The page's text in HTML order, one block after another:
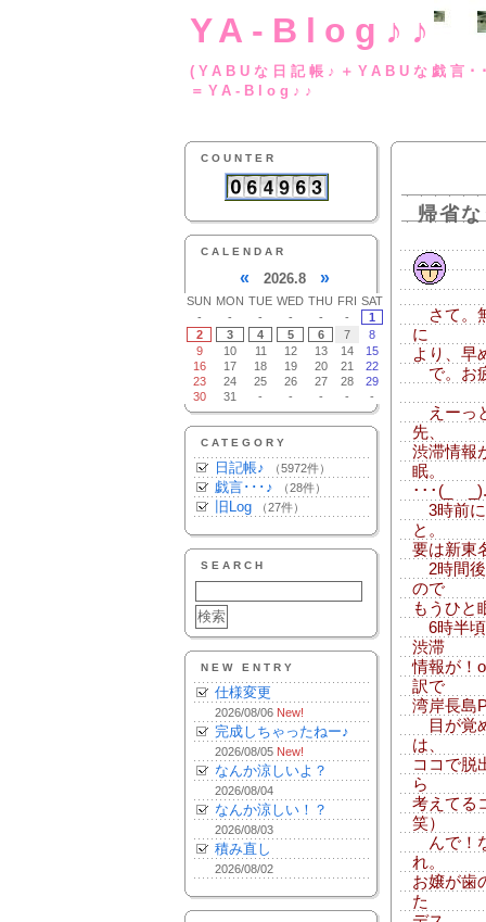
YA-Blog♪♪
(YABUな日記帳♪
＝YA-Blog♪♪
COUNTER
CALENDAR
« 2026.8 »
SUN MON TUE WED THU FRI SAT
-
- - - - -
1
2
3 4 5 6 7
8
9
10 11 12 13 14
15
16
17 18 19 20 21
22
23
24 25 26 27 28
29
30
31 - - - - -
CATEGORY
日記帳♪ （5972件）
戯言･･･♪ （28件）
旧Log （27件）
SEARCH
NEW ENTRY
仕様変更
2026/08/06 New!
完成しちゃったねー♪
2026/08/05 New!
なんか涼しいよ？
2026/08/04
なんか涼しい！？
2026/08/03
積み直し
2026/08/02
帰省
さて。
に
より、早
で。お
えーっ
先、
渋滞情報
眠。
･･･(_
3時前に
と。
要は新東
2時間後
ので
もうひと
6時半頃
渋滞
情報が！
訳で
湾岸長島
目が覚
は、
ココで脱
ら
考えてる
笑）
んで！
れ。
お嬢が歯
た